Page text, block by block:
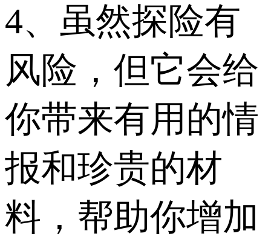
4、虽然探险有
风险，但它会给
你带来有用的情
报和珍贵的材
料，帮助你增加